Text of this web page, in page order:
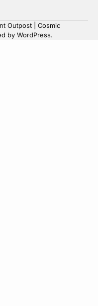
Outpost | Cosmic
by WordPress.